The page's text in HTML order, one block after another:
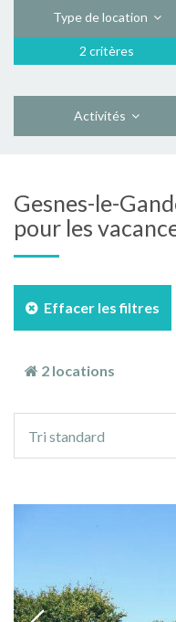
Type de location
2 critères
Activités
Gesnes-le-
pour les
Effacer les filtres
2 locations
tri
Tri standard